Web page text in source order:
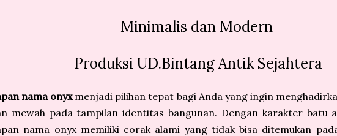
Minimalis dan Modern
Produksi UD.Bintang Antik Sejahtera
nama onyxmenjadi pilihan tepat bagi Anda yang ingin
mewah pada tampilan identitas bangunan. Dengan karakter batu
nama onyx memiliki corak alami yang tidak bisa ditemukan